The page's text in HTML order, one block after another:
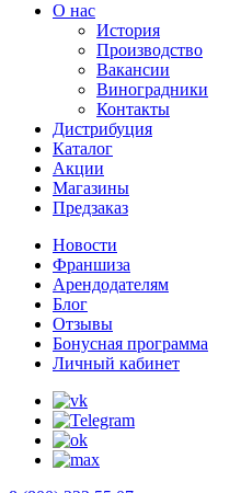
О нас
История
Производство
Вакансии
Виноградники
Контакты
Дистрибуция
Каталог
Акции
Магазины
Предзаказ
Новости
Франшиза
Арендодателям
Блог
Отзывы
Бонусная программа
Личный кабинет